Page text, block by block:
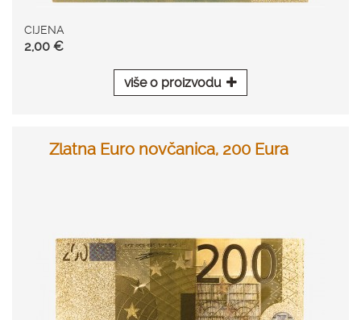
CIJENA
2,00 €
više o proizvodu
Zlatna Euro novčanica, 200 Eura